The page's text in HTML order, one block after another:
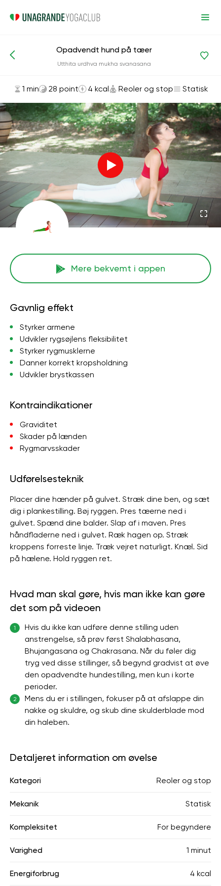
Asanas og øvelser Reoler og stop
Opadvendt hund på tæer
Utthita urdhva mukha svanasana
1 min 28 point 4 kcal Reoler og stop Statisk
Mere bekvemt i appen
Gavnlig effekt
Styrker armene
Udvikler rygsøjlens fleksibilitet
Styrker rygmusklerne
Danner korrekt kropsholdning
Udvikler brystkassen
Kontraindikationer
Graviditet
Skader på lænden
Rygmarvsskader
Udførelsesteknik
Placer dine hænder på gulvet. Stræk dine ben, og sæt
dig i plankestilling. Bøj ryggen. Pres tæerne ned i
gulvet. Spænd dine balder. Slap af i maven. Pres
håndfladerne ned i gulvet. Ræk hagen op. Stræk
kroppens forreste linje. Træk vejret naturligt. Knæl. Sid
på hælene. Hold ryggen ret.
Hvad man skal gøre, hvis man ikke kan gøre
det som på videoen
1
Hvis du ikke kan udføre denne stilling uden
anstrengelse, så prøv først Shalabhasana,
Bhujangasana og Chakrasana. Når du føler dig
tryg ved disse stillinger, så begynd gradvist at øve
den opadvendte hundestilling, men kun i korte
perioder.
2
Mens du er i stillingen, fokuser på at afslappe din
nakke og skuldre, og skub dine skulderblade mod
din haleben.
Detaljeret information om øvelse
Kategori Reoler og stop
Mekanik Statisk
Kompleksitet For begyndere
Varighed 1 minut
Energiforbrug 4 kcal